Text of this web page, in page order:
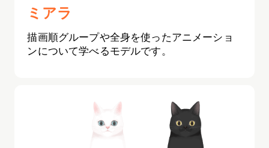
ミアラ
描画順グループや全身を使ったアニメーショ
ンについて学べるモデルです。